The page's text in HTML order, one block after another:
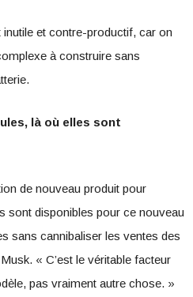
inutile et contre-productif, car on
à construire sans
là où elles sont
de nouveau produit pour
sont disponibles pour ce nouveau
sans cannibaliser les ventes des
« C’est le véritable facteur
pas vraiment autre chose. »